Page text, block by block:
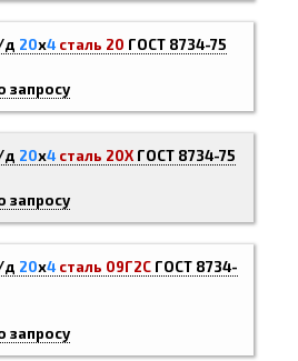
д 20х4 сталь 20 ГОСТ 8734-75
запросу
д 20х4 сталь 20Х ГОСТ 8734-75
запросу
д 20х4 сталь 09Г2С ГОСТ 8734-
запросу